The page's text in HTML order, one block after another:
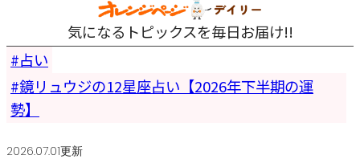
気になるトピックスを毎日お届け!!
占い
鏡リュウジの12星座占い【2026年下半期の運
勢】
2026.07.01更新